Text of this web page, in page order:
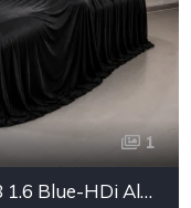
1
PEUGEOT 3008 1.6 Blue-HDi Allure